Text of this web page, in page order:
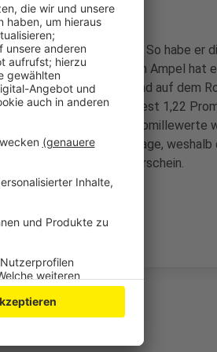
ans Ohr gehalten hatte. So habe er
mit. An der dortigen Ampel hat
gesehen. Er hatte ein Kind auf dem
ergab ein Atemalkoholtest 1,22
gelten die gleichen Promillewerte
stehen. Auf die Frage, weshalb
er besitze keinen Führerschein.